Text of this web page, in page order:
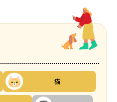
猫